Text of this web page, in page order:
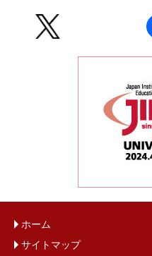
ホーム
サイトマップ